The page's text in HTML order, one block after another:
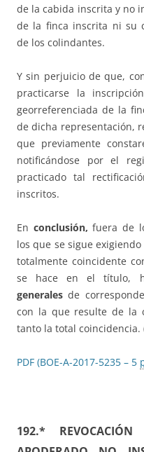
de la cabida inscrita y no
de la finca inscrita ni su
de los colindantes.
Y sin perjuicio de que,
practicarse la
georreferenciada de la
de dicha representación,
que previamente
notificándose por el
practicado tal
inscritos.
En conclusión, fuera de
los que se sigue
totalmente coincidente
se hace en el título,
generales de
con la que resulte de la
tanto la total coincidencia.
PDF (BOE-A-2017-5235 – 5
192.*